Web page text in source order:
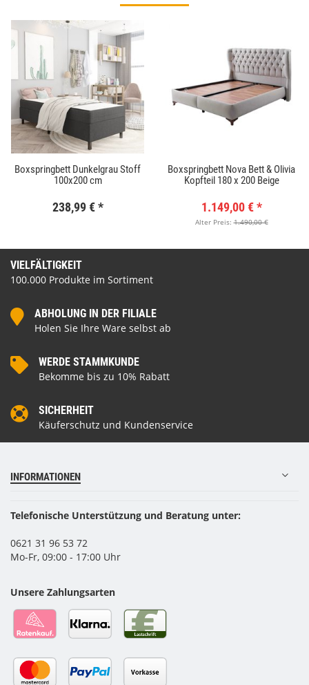
Boxspringbett Dunkelgrau Stoff
100x200 cm
238,99 € *
Boxspringbett Nova Bett & Olivia
Kopfteil 180 x 200 Beige
1.149,00 € *
Alter Preis:1.490,00 €
VIELFÄLTIGKEIT
100.000 Produkte im Sortiment
ABHOLUNG IN DER FILIALE
Holen Sie Ihre Ware selbst ab
WERDE STAMMKUNDE
Bekomme bis zu 10% Rabatt
SICHERHEIT
Käuferschutz und Kundenservice
INFORMATIONEN
Telefonische Unterstützung und Beratung unter:
0621 31 96 53 72
Mo-Fr, 09:00 - 17:00 Uhr
Unsere Zahlungsarten